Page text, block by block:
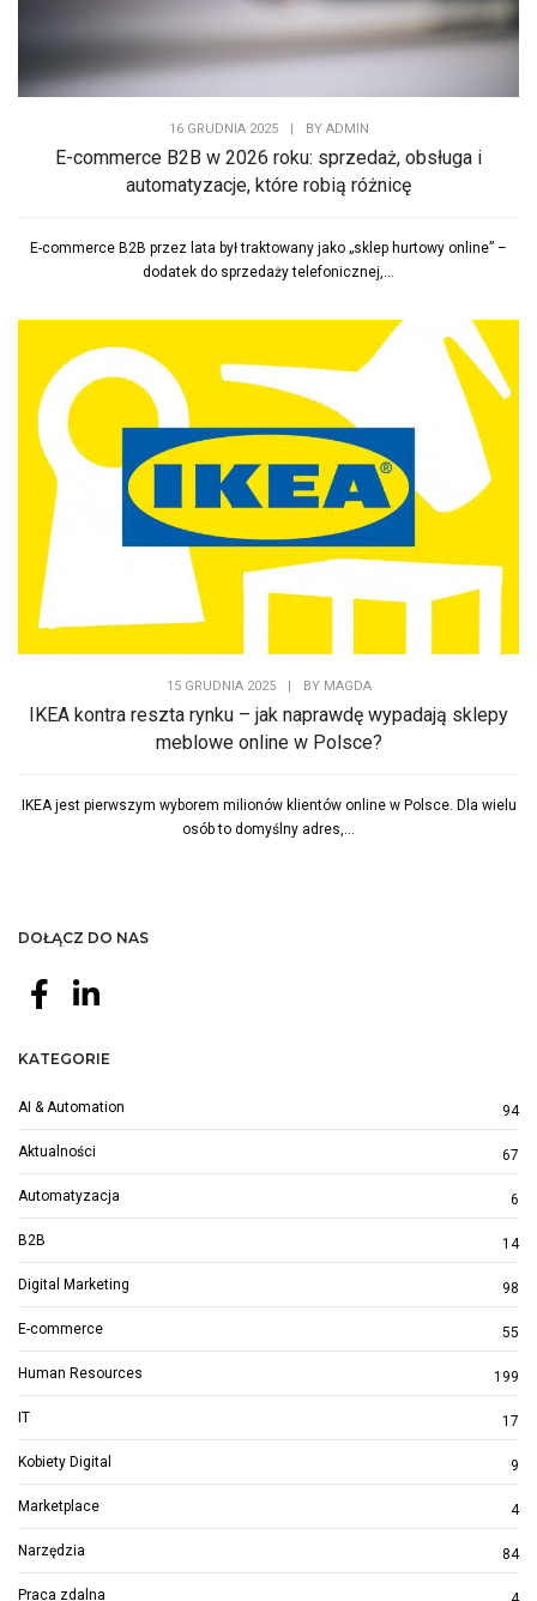
16 GRUDNIA 2025 BY ADMIN
E-commerce B2B w 2026 roku: sprzedaż, obsługa i
automatyzacje, które robią różnicę
E-commerce B2B przez lata był traktowany jako „sklep hurtowy online” –
dodatek do sprzedaży telefonicznej,...
15 GRUDNIA 2025 BY MAGDA
IKEA kontra reszta rynku – jak naprawdę wypadają sklepy
meblowe online w Polsce?
IKEA jest pierwszym wyborem milionów klientów online w Polsce. Dla wielu
osób to domyślny adres,...
DOŁĄCZ DO NAS
KATEGORIE
AI & Automation 94
Aktualności 67
Automatyzacja 6
B2B 14
Digital Marketing 98
E-commerce 55
Human Resources 199
IT 17
Kobiety Digital 9
Marketplace 4
Narzędzia 84
Praca zdalna